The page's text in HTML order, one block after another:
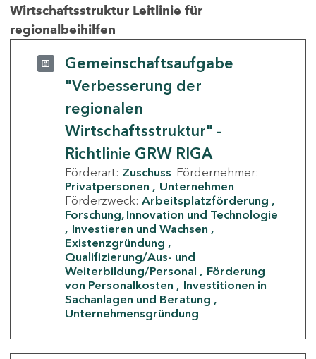
Wirtschaftsstruktur Leitlinie für
regionalbeihilfen
Gemeinschaftsaufgabe
"Verbesserung der
regionalen
Wirtschaftsstruktur" -
Richtlinie GRW RIGA
Förderart: Zuschuss Fördernehmer:
Privatpersonen
Unternehmen
Förderzweck: Arbeitsplatzförderung
Forschung, Innovation und Technologie
Investieren und Wachsen
Existenzgründung
Qualifizierung/Aus- und
Weiterbildung/Personal
Förderung
von Personalkosten
Investitionen in
Sachanlagen und Beratung
Unternehmensgründung